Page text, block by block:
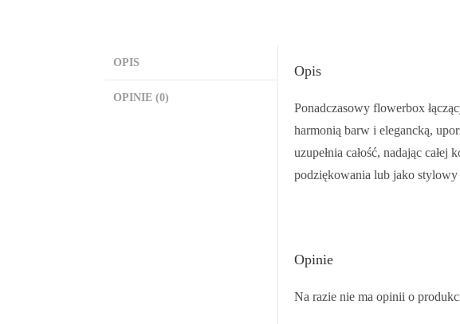
OPIS
OPINIE (0)
Opis
Ponadczasowy flowerbox
harmonią barw i elegancką,
uzupełnia całość, nadając
podziękowania lub jako stylowy
Opinie
Na razie nie ma opinii o